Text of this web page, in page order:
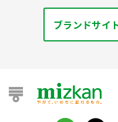
ブランドサイ